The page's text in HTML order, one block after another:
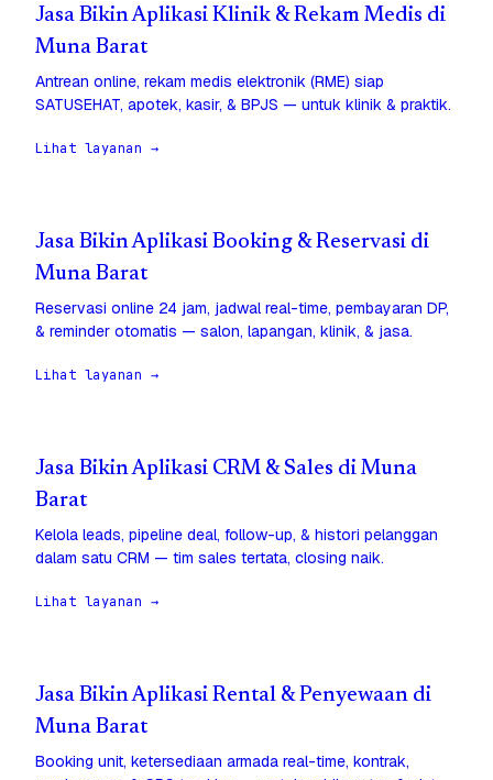
Jasa Bikin Aplikasi Klinik & Rekam Medis di
Muna Barat
Antrean online, rekam medis elektronik (RME) siap
SATUSEHAT, apotek, kasir, & BPJS — untuk klinik & praktik.
Lihat layanan →
Jasa Bikin Aplikasi Booking & Reservasi di
Muna Barat
Reservasi online 24 jam, jadwal real-time, pembayaran DP,
& reminder otomatis — salon, lapangan, klinik, & jasa.
Lihat layanan →
Jasa Bikin Aplikasi CRM & Sales di Muna
Barat
Kelola leads, pipeline deal, follow-up, & histori pelanggan
dalam satu CRM — tim sales tertata, closing naik.
Lihat layanan →
Jasa Bikin Aplikasi Rental & Penyewaan di
Muna Barat
Booking unit, ketersediaan armada real-time, kontrak,